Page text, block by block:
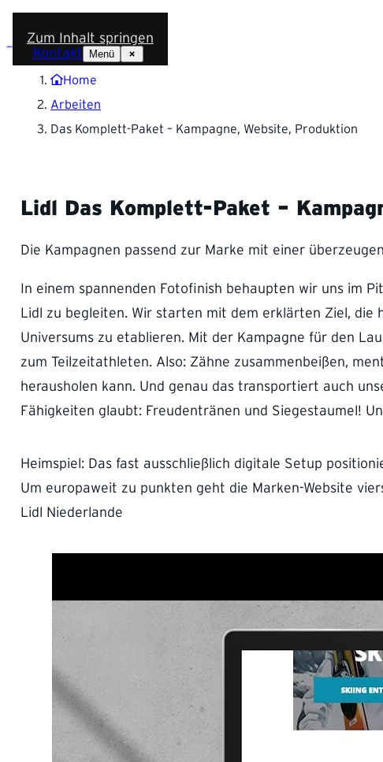
Zum Inhalt springen
Kontakt
Menü
Home
Arbeiten
Das Komplett-Paket – Kampagne, Website, Produktion
Lidl Das Komplett-Paket –
Die Kampagnen passend zur Marke mit einer
In einem spannenden Fotofinish behaupten wir uns im
Lidl zu begleiten. Wir starten mit dem erklärten Ziel,
Universums zu etablieren. Mit der Kampagne für den
zum Teilzeitathleten. Also: Zähne zusammenbeißen,
herausholen kann. Und genau das transportiert auch
Fähigkeiten glaubt: Freudentränen und Siegestaumel!
Heimspiel: Das fast ausschließlich digitale Setup
Um europaweit zu punkten geht die Marken-Website
Lidl Niederlande